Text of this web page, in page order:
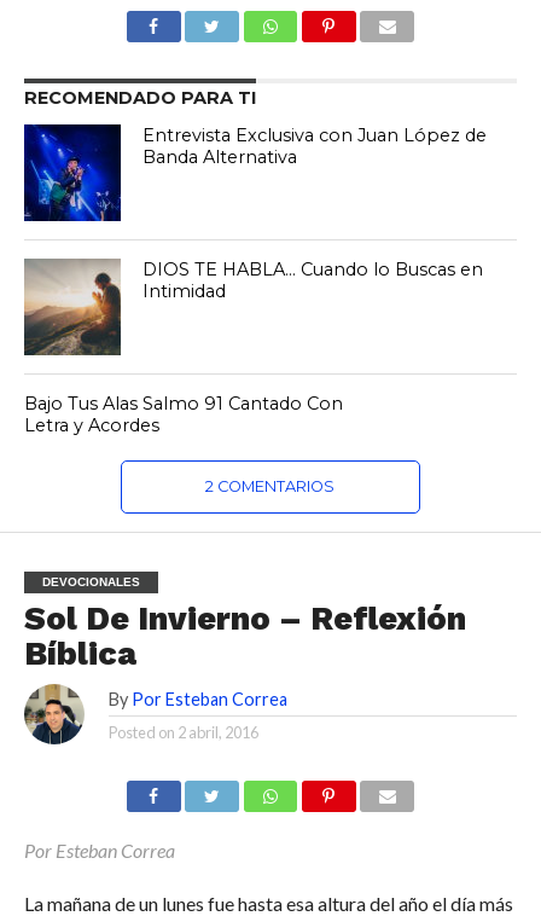
RECOMENDADO PARA TI
Entrevista Exclusiva con Juan López de
Banda Alternativa
DIOS TE HABLA… Cuando lo Buscas en
Intimidad
Bajo Tus Alas Salmo 91 Cantado Con
Letra y Acordes
2 COMENTARIOS
DEVOCIONALES
Sol De Invierno – Reflexión
Bíblica
By Por Esteban Correa
Posted on 2 abril, 2016
Por Esteban Correa
La mañana de un lunes fue hasta esa altura del año el día más